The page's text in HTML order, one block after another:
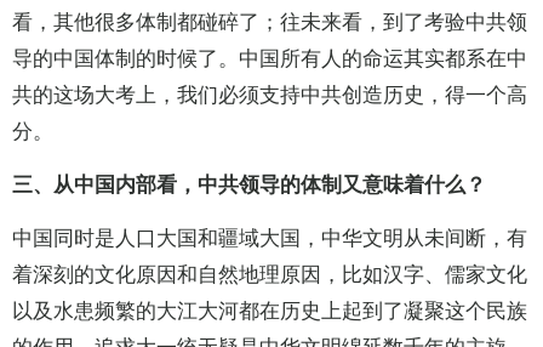
看，其他很多体制都碰碎了；往未来看，到了考验中共领
导的中国体制的时候了。中国所有人的命运其实都系在中
共的这场大考上，我们必须支持中共创造历史，得一个高
分。
三、从中国内部看，中共领导的体制又意味着什么？
中国同时是人口大国和疆域大国，中华文明从未间断，有
着深刻的文化原因和自然地理原因，比如汉字、儒家文化
以及水患频繁的大江大河都在历史上起到了凝聚这个民族